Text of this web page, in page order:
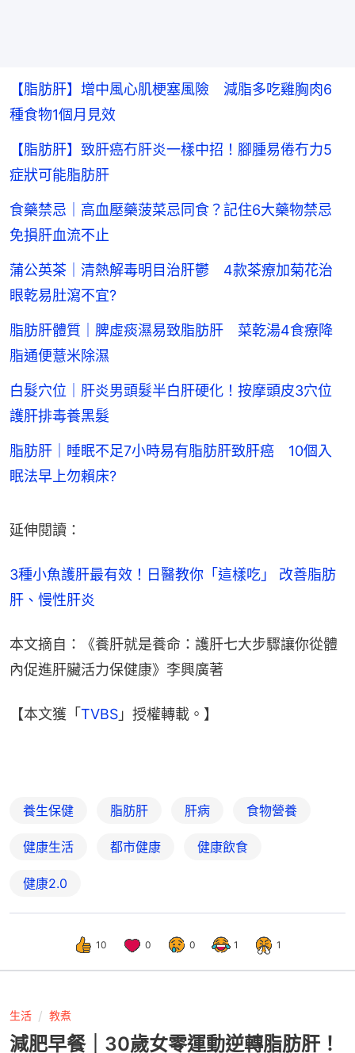
【脂肪肝】增中風心肌梗塞風險 減脂多吃雞胸肉6
種食物1個月見效
【脂肪肝】致肝癌冇肝炎一樣中招！腳腫易倦冇力5
症狀可能脂肪肝
食藥禁忌｜高血壓藥菠菜忌同食？記住6大藥物禁忌
免損肝血流不止
蒲公英茶｜清熱解毒明目治肝鬱 4款茶療加菊花治
眼乾易肚瀉不宜?
脂肪肝體質｜脾虛痰濕易致脂肪肝 菜乾湯4食療降
脂通便薏米除濕
白髮穴位｜肝炎男頭髮半白肝硬化！按摩頭皮3穴位
護肝排毒養黑髮
脂肪肝｜睡眠不足7小時易有脂肪肝致肝癌 10個入
眠法早上勿賴床?
延伸閱讀：
3種小魚護肝最有效！日醫教你「這樣吃」 改善脂肪
肝、慢性肝炎
本文摘自：《養肝就是養命：護肝七大步驟讓你從體
內促進肝臟活力保健康》李興廣著
【本文獲「 TVBS 」授權轉載。】
養生保健 脂肪肝 肝病 食物營養
健康生活 都市健康 健康飲食
健康2.0
10 0 0 1 1
生活 教煮
減肥早餐｜30歲女零運動逆轉脂肪肝！